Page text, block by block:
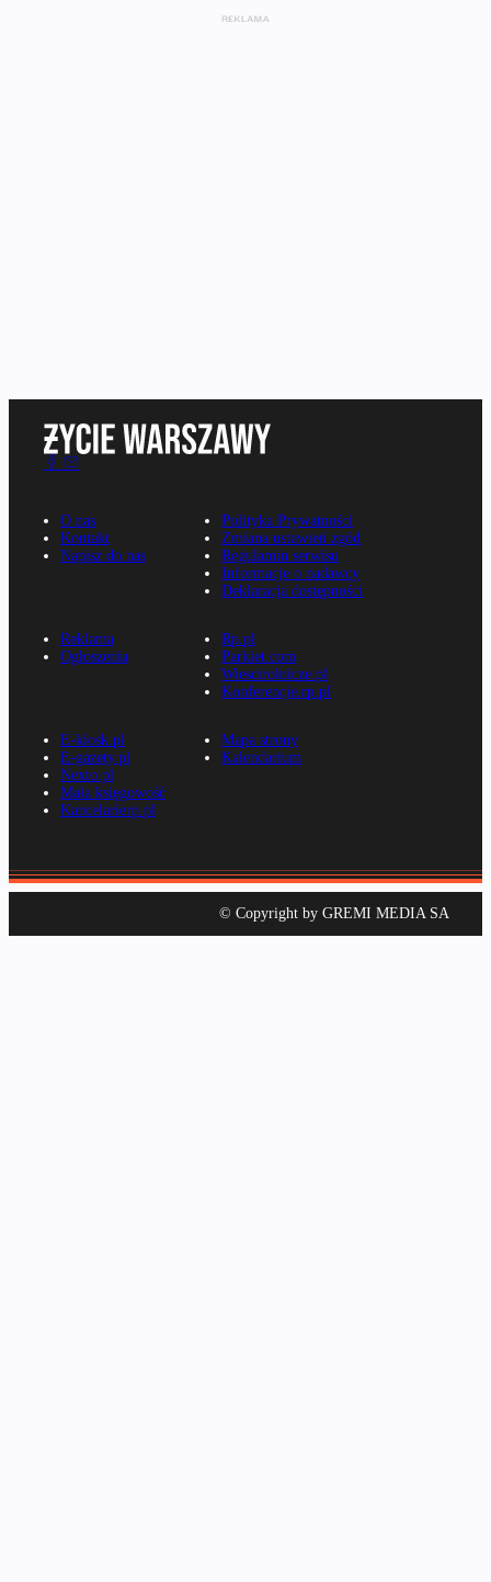
O nas
Kontakt
Napisz do nas
Polityka Prywatności
Zmiana ustawień zgód
Regulamin serwisu
Informacje o nadawcy
Deklaracja dostępności
Reklama
Ogłoszenia
Rp.pl
Parkiet.com
Wiescirolnicze.pl
Konferencje.rp.pl
E-kiosk.pl
E-gazety.pl
Nexto.pl
Mała księgowość
Kancelarierp.pl
Mapa strony
Kalendarium
© Copyright by GREMI MEDIA SA